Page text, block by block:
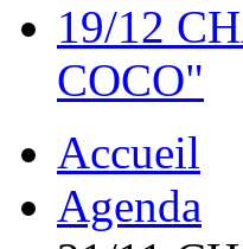
19/12
COCO"
Accueil
Agenda